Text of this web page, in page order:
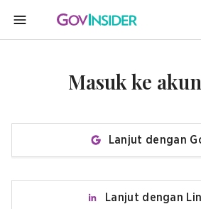
MENU
Masuk ke
Lanjut dengan
Lanjut dengan